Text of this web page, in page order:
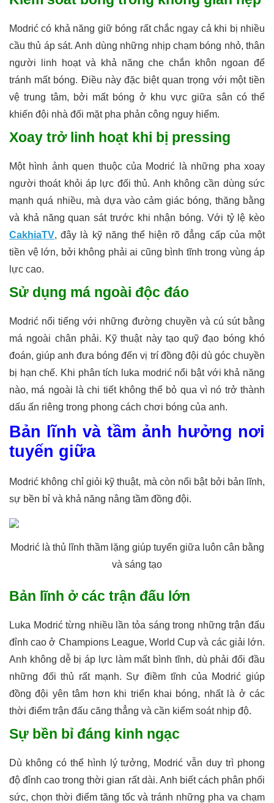
Modrić có khả năng giữ bóng rất chắc ngay cả khi bị nhiều
cầu thủ áp sát. Anh dùng những nhịp chạm bóng nhỏ, thân
người linh hoạt và khả năng che chắn khôn ngoan để
tránh mất bóng. Điều này đặc biệt quan trọng với một tiền
vệ trung tâm, bởi mất bóng ở khu vực giữa sân có thể
khiến đội nhà đối mặt pha phản công nguy hiểm.
Xoay trở linh hoạt khi bị pressing
Một hình ảnh quen thuộc của Modrić là những pha xoay
người thoát khỏi áp lực đối thủ. Anh không cần dùng sức
mạnh quá nhiều, mà dựa vào cảm giác bóng, thăng bằng
và khả năng quan sát trước khi nhận bóng. Với tỷ lệ kèo
CakhiaTV, đây là kỹ năng thể hiện rõ đẳng cấp của một
tiền vệ lớn, bởi không phải ai cũng bình tĩnh trong vùng áp
lực cao.
Sử dụng má ngoài độc đáo
Modrić nổi tiếng với những đường chuyền và cú sút bằng
má ngoài chân phải. Kỹ thuật này tạo quỹ đạo bóng khó
đoán, giúp anh đưa bóng đến vị trí đồng đội dù góc chuyền
bị hạn chế. Khi phân tích luka modrić nổi bật với khả năng
nào, má ngoài là chi tiết không thể bỏ qua vì nó trở thành
dấu ấn riêng trong phong cách chơi bóng của anh.
Bản lĩnh và tầm ảnh hưởng nơi
tuyến giữa
Modrić không chỉ giỏi kỹ thuật, mà còn nổi bật bởi bản lĩnh,
sự bền bỉ và khả năng nâng tầm đồng đội.
Modrić là thủ lĩnh thầm lặng giúp tuyến giữa luôn cân bằng
và sáng tạo
Bản lĩnh ở các trận đấu lớn
Luka Modrić từng nhiều lần tỏa sáng trong những trận đấu
đỉnh cao ở Champions League, World Cup và các giải lớn.
Anh không dễ bị áp lực làm mất bình tĩnh, dù phải đối đầu
những đối thủ rất mạnh. Sự điềm tĩnh của Modrić giúp
đồng đội yên tâm hơn khi triển khai bóng, nhất là ở các
thời điểm trận đấu căng thẳng và cần kiểm soát nhịp độ.
Sự bền bỉ đáng kinh ngạc
Dù không có thể hình lý tưởng, Modrić vẫn duy trì phong
độ đỉnh cao trong thời gian rất dài. Anh biết cách phân phối
sức, chọn thời điểm tăng tốc và tránh những pha va chạm